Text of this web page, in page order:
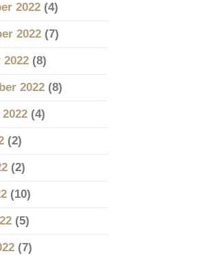
2022(4)
2022(7)
(8)
2022(8)
(4)
(2)
(2)
(10)
(5)
(7)